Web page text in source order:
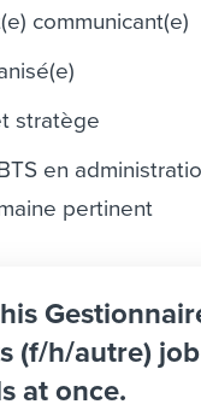
communicant(e)
stratège
en
pertinent
(f/h/autre)
at once.